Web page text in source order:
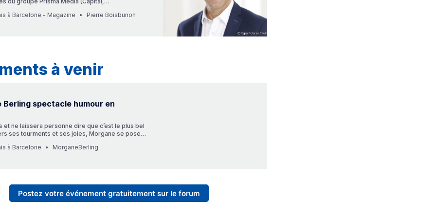
était invité du 15 au 18 juin à Barcelone, par la
commerce, l’Institut français et la librairie Jaimes.
à Barcelone - Magazine Pierre Boisbunon
à venir
Berling spectacle humour en
et ne laissera personne dire que c’est le plus bel
ses tourments et ses joies, Morgane se pose
Partagée entre les soirées du samedi soir et le
à Barcelone MorganeBerling
Postez votre événement gratuitement sur le forum